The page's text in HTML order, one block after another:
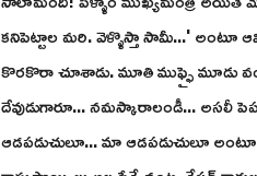
కనిపెట్టాల మరి. వెళ్ళొస్తా సామీ...' అంటూ
కొరకొరా చూశాడు. మూతి ముఫ్ఫై మూడు
దేవుడుగారూ... నమస్కారాలండీ... అసలీ
ఆడపడుచులూ... మా ఆడపడుచులూ